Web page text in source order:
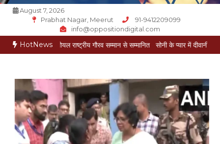
August 7, 2026
Prabhat Nagar, Meerut
91-9412209099
info@oppositiondigital.com
HotNews
गोयल राष्ट्रीय गौरव सम्मान से सम्मानित सोनी के प्यार में दीवानी सीता पहुंची मेरठ